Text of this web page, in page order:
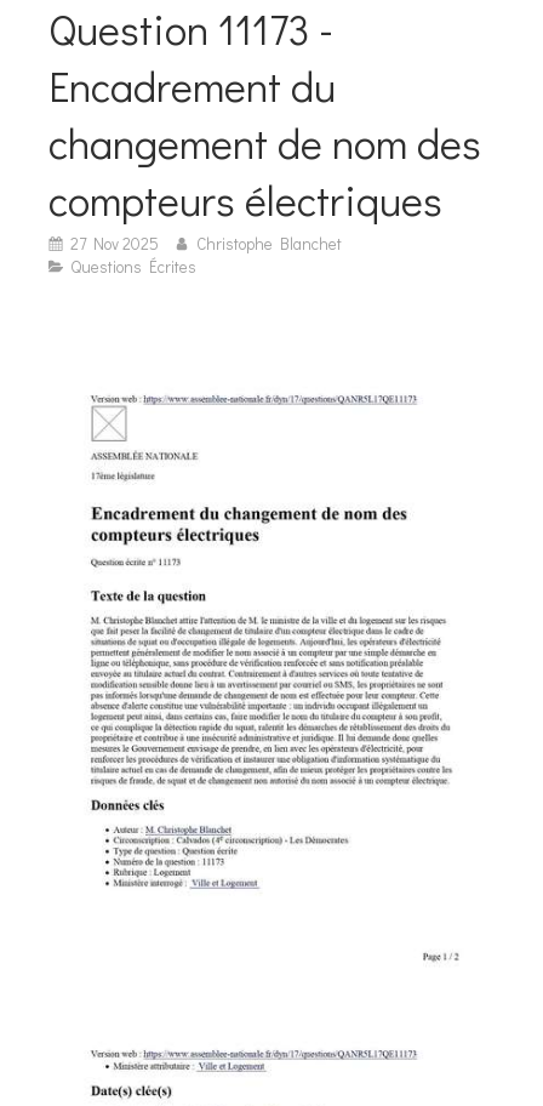
Question 11173 -
Encadrement du
changement de nom des
compteurs électriques
27 Nov 2025
Christophe Blanchet
Questions Écrites